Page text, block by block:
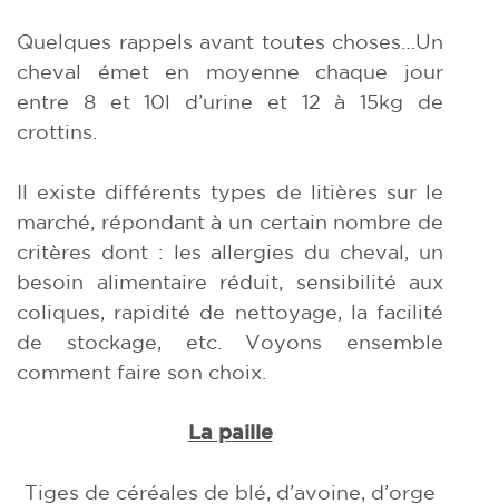
Quelques rappels avant toutes choses…Un
cheval émet en moyenne chaque jour
entre 8 et 10l d’urine et 12 à 15kg de
crottins.
Il existe différents types de litières sur le
marché, répondant à un certain nombre de
critères dont : les allergies du cheval, un
besoin alimentaire réduit, sensibilité aux
coliques, rapidité de nettoyage, la facilité
de stockage, etc. Voyons ensemble
comment faire son choix.
La paille
Tiges de céréales de blé, d’avoine, d’orge